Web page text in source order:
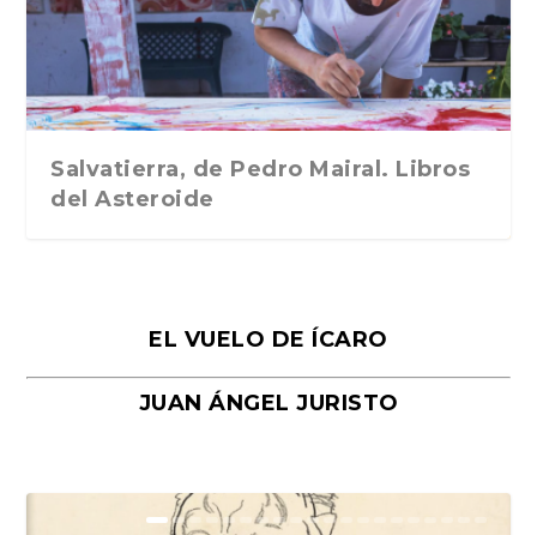
Salvatierra, de Pedro Mairal. Libros
del Asteroide
EL VUELO DE ÍCARO
JUAN ÁNGEL JURISTO